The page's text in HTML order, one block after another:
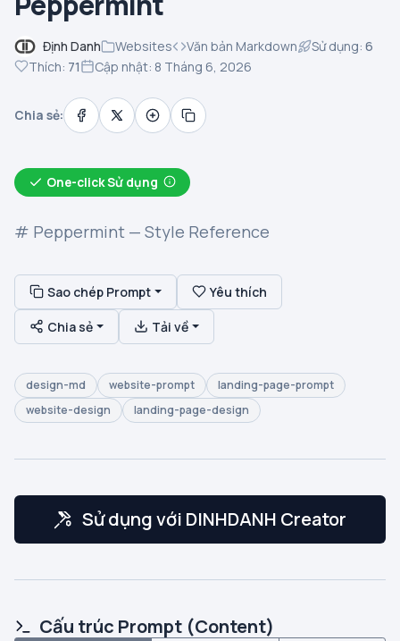
Định Danh Websites Văn bản Markdown Sử dụng: 6
Thích: 71 Cập nhật: 8 Tháng 6, 2026
Chia sẻ:
One-click Sử dụng
# Peppermint — Style Reference
Sao chép Prompt Yêu thích
Chia sẻ Tải về
design-md website-prompt
landing-page-prompt
website-design
landing-page-design
Sử dụng với DINHDANH Creator
Cấu trúc Prompt (Content)